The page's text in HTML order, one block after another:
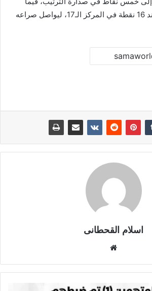
تجمد رصيد الأخدود عند 16 نقطة في المركز الـ17، ليواصل صراعه
اسلام القحطانى
ق
ع